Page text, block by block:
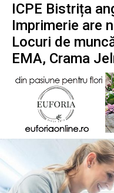
ICPE Bistrița
Imprimerie are
Locuri de
EMA, Crama